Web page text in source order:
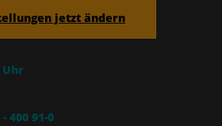
jetzt ändern
Uhr
- 400 91-0